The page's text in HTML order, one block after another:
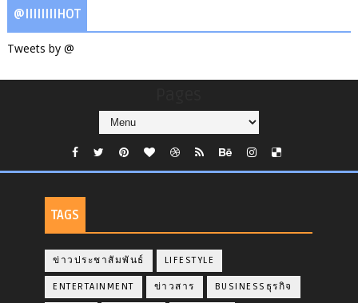
@IIIIIIIIHOT
Tweets by @
TAGS
ข่าวประชาสัมพันธ์ LIFESTYLE
ENTERTAINMENT ข่าวสาร BUSINESSธุรกิจ